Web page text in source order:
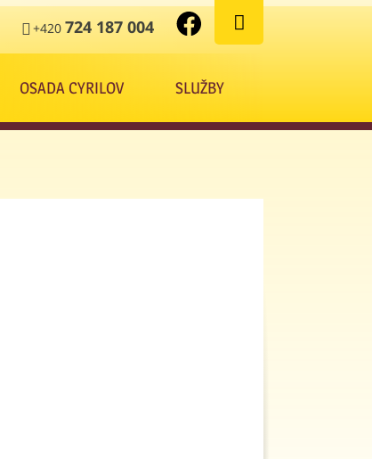
+420 724 187 004
OSADA CYRILOV SLUŽBY